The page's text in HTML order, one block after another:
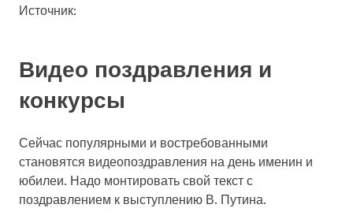
Источник:
Видео поздравления и
конкурсы
Сейчас популярными и востребованными
становятся видеопоздравления на день именин и
юбилеи. Надо монтировать свой текст с
поздравлением к выступлению В. Путина.